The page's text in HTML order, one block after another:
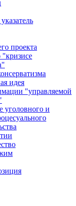
проекта
"кризисе
идея
"управляемой
уголовного и